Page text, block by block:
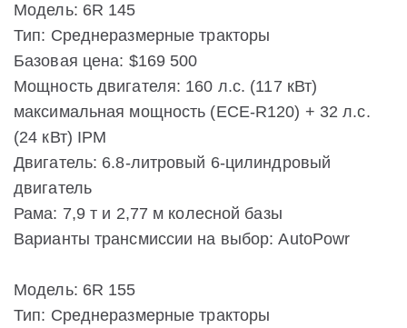
Модель: 6R 145
Тип: Среднеразмерные тракторы
Базовая цена: $169 500
Мощность двигателя: 160 л.с. (117 кВт)
максимальная мощность (ECE-R120) + 32 л.с.
(24 кВт) IPM
Двигатель: 6.8-литровый 6-цилиндровый
двигатель
Рама: 7,9 т и 2,77 м колесной базы
Варианты трансмиссии на выбор: AutoPowr
Модель: 6R 155
Тип: Среднеразмерные тракторы